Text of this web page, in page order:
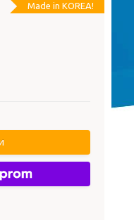
Made in KOREA!